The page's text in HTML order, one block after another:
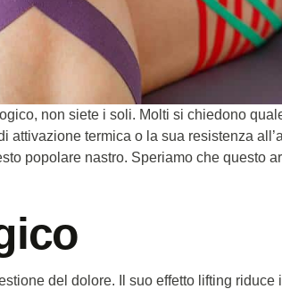
non siete i soli. Molti si chiedono
attivazione termica o la sua resistenza
popolare nastro. Speriamo che questo
del dolore. Il suo effetto lifting riduce